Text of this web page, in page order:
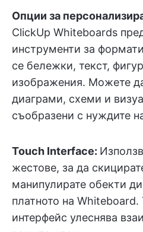
Опции за
ClickUp Whiteboards
инструменти за
се бележки, текст,
изображения. Можете
диаграми, схеми и
съобразени с нуждите
Touch Interface:
жестове, за да
манипулирате обекти
платното на Whiteboard.
интерфейс улеснява